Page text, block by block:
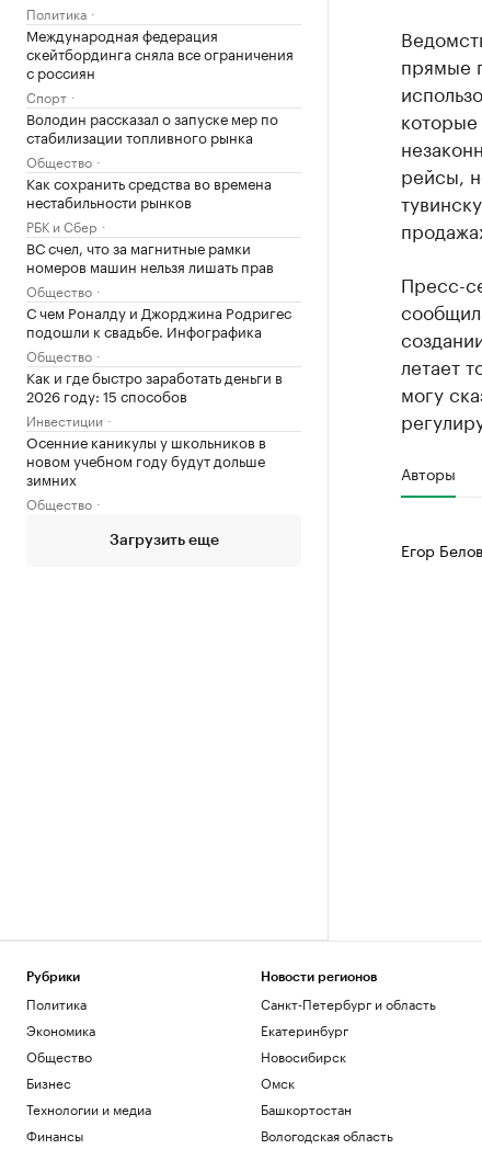
Политика
Международная федерация
скейтбординга сняла все ограничения
с россиян
Спорт
Володин рассказал о запуске мер по
стабилизации топливного рынка
Общество
Как сохранить средства во времена
нестабильности рынков
РБК и Сбер
ВС счел, что за магнитные рамки
номеров машин нельзя лишать прав
Общество
С чем Роналду и Джорджина Родригес
подошли к свадьбе. Инфографика
Общество
Как и где быстро заработать деньги в
2026 году: 15 способов
Инвестиции
Осенние каникулы у школьников в
новом учебном году будут дольше
зимних
Общество
Загрузить еще
прямые
рейсы,
Пресс-
летает
могу
Авторы
Егор Белов
Рубрики
Политика
Экономика
Общество
Бизнес
Технологии и медиа
Финансы
Новости регионов
Санкт-Петербург и область
Екатеринбург
Новосибирск
Омск
Башкортостан
Вологодская область